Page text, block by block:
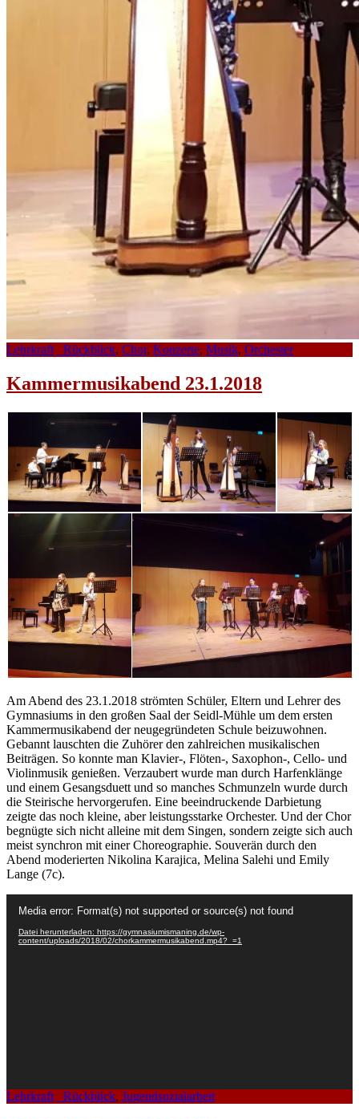
Lehrkraft _Rückblick, Chor, Konzerte, Musik, Orchester
Kammermusikabend 23.1.2018
Am Abend des 23.1.2018 strömten Schüler, Eltern und Lehrer des
Gymnasiums in den großen Saal der Seidl-Mühle um dem ersten
Kammermusikabend der neugegründeten Schule beizuwohnen.
Gebannt lauschten die Zuhörer den zahlreichen musikalischen
Beiträgen. So konnte man Klavier-, Flöten-, Saxophon-, Cello- und
Violinmusik genießen. Verzaubert wurde man durch Harfenklänge
und einem Gesangsduett und so manches Schmunzeln wurde durch
die Steirische hervorgerufen. Eine beeindruckende Darbietung
zeigte das noch kleine, aber leistungsstarke Orchester. Und der Chor
begnügte sich nicht alleine mit dem Singen, sondern zeigte sich auch
meist synchron mit einer Choreographie. Souverän durch den
Abend moderierten Nikolina Karajica, Melina Salehi und Emily
Lange (7c).
Player
Media error: Format(s) not supported or source(s) not found
Datei herunterladen: https://gymnasiumismaning.de/wp-
content/uploads/2018/02/chorkammermusikabend.mp4?_=1
Lehrkraft _Rückblick, Jugendsozialarbeit